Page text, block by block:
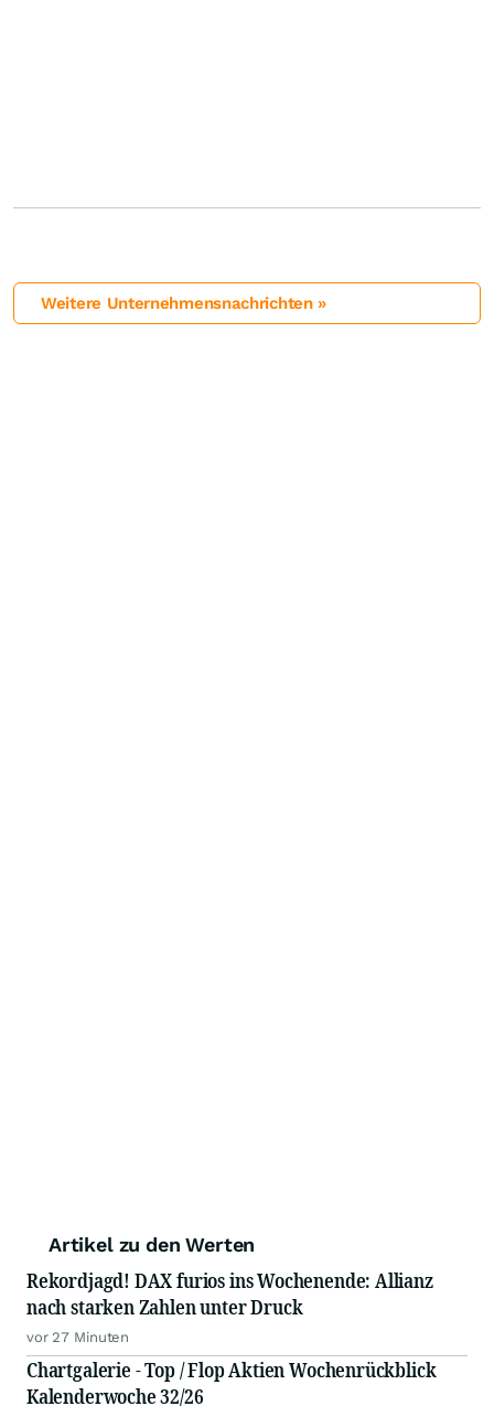
Weitere Unternehmensnachrichten »
Artikel zu den Werten
Rekordjagd! DAX furios ins Wochenende: Allianz
nach starken Zahlen unter Druck
vor 27 Minuten
Chartgalerie - Top / Flop Aktien Wochenrückblick
Kalenderwoche 32/26